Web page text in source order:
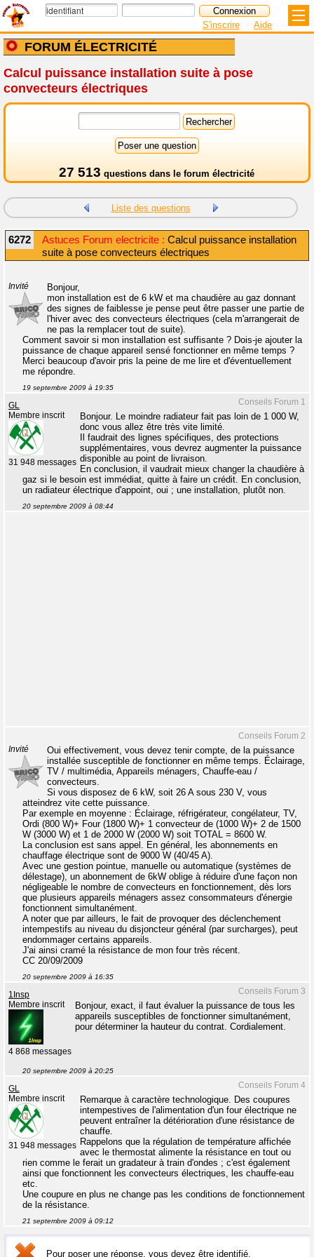
FORUM ÉLECTRICITÉ
S'inscrire Aide
Calcul puissance installation suite à pose
convecteurs électriques
27 513 questions dans le forum électricité
Liste des questions
6272 Astuces Forum electricite : Calcul puissance installation
suite à pose convecteurs électriques
Invité
Bonjour,
mon installation est de 6 kW et ma chaudière au gaz donnant
des signes de faiblesse je pense peut être passer une partie de
l'hiver avec des convecteurs électriques (cela m'arrangerait de
ne pas la remplacer tout de suite).
Comment savoir si mon installation est suffisante ? Dois-je ajouter la
puissance de chaque appareil sensé fonctionner en même temps ?
Merci beaucoup d'avoir pris la peine de me lire et d'éventuellement
me répondre.
19 septembre 2009 à 19:35
Conseils Forum 1
GL
Membre inscrit
31 948 messages
Bonjour. Le moindre radiateur fait pas loin de 1 000 W,
donc vous allez être très vite limité.
Il faudrait des lignes spécifiques, des protections
supplémentaires, vous devrez augmenter la puissance
disponible au point de livraison.
En conclusion, il vaudrait mieux changer la chaudière à
gaz si le besoin est immédiat, quitte à faire un crédit. En conclusion,
un radiateur électrique d'appoint, oui ; une installation, plutôt non.
20 septembre 2009 à 08:44
Conseils Forum 2
Invité
Oui effectivement, vous devez tenir compte, de la puissance
installée susceptible de fonctionner en même temps. Éclairage,
TV / multimédia, Appareils ménagers, Chauffe-eau /
convecteurs.
Si vous disposez de 6 kW, soit 26 A sous 230 V, vous
atteindrez vite cette puissance.
Par exemple en moyenne : Éclairage, réfrigérateur, congélateur, TV,
Ordi (800 W)+ Four (1800 W)+ 1 convecteur de (1000 W)+ 2 de 1500
W (3000 W) et 1 de 2000 W (2000 W) soit TOTAL = 8600 W.
La conclusion est sans appel. En général, les abonnements en
chauffage électrique sont de 9000 W (40/45 A).
Avec une gestion pointue, manuelle ou automatique (systèmes de
délestage), un abonnement de 6kW oblige à réduire d'une façon non
négligeable le nombre de convecteurs en fonctionnement, dès lors
que plusieurs appareils ménagers assez consommateurs d'énergie
fonctionnent simultanément.
A noter que par ailleurs, le fait de provoquer des déclenchement
intempestifs au niveau du disjoncteur général (par surcharges), peut
endommager certains appareils.
J'ai ainsi cramé la résistance de mon four très récent.
CC 20/09/2009
20 septembre 2009 à 16:35
Conseils Forum 3
1Insp
Membre inscrit
4 868 messages
Bonjour, exact, il faut évaluer la puissance de tous les
appareils susceptibles de fonctionner simultanément,
pour déterminer la hauteur du contrat. Cordialement.
20 septembre 2009 à 20:25
Conseils Forum 4
GL
Membre inscrit
31 948 messages
Remarque à caractère technologique. Des coupures
intempestives de l'alimentation d'un four électrique ne
peuvent entraîner la détérioration d'une résistance de
chauffe.
Rappelons que la régulation de température affichée
avec le thermostat alimente la résistance en tout ou
rien comme le ferait un gradateur à train d'ondes ; c'est également
ainsi que fonctionnent les convecteurs électriques, les chauffe-eau
etc.
Une coupure en plus ne change pas les conditions de fonctionnement
de la résistance.
21 septembre 2009 à 09:12
Pour poser une réponse, vous devez être identifié.